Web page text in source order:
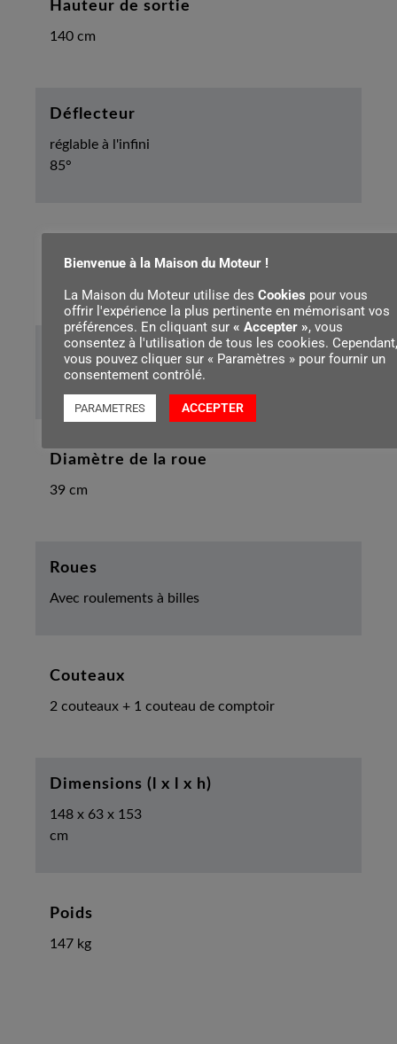
Hauteur de sortie
140 cm
Déflecteur
réglable à l'infini
85°
Sécurité
Arrêt d'urgence
Diamètre de la roue
39 cm
Roues
Avec roulements à billes
Couteaux
2 couteaux + 1 couteau de comptoir
Dimensions (l x l x h)
148 x 63 x 153
cm
Poids
147 kg
Bienvenue à la Maison du Moteur !
La Maison du Moteur utilise des Cookies pour vous
offrir l'expérience la plus pertinente en mémorisant vos
préférences. En cliquant sur « Accepter », vous
consentez à l'utilisation de tous les cookies. Cependant,
vous pouvez cliquer sur « Paramètres » pour fournir un
consentement contrôlé.
PARAMETRES ACCEPTER